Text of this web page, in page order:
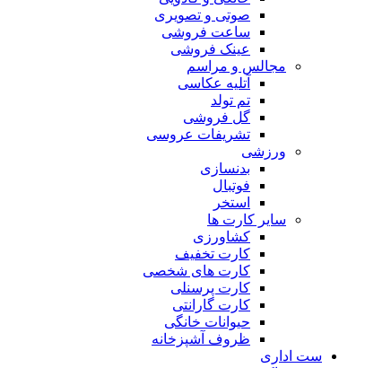
صوتی و تصویری
ساعت فروشی
عینک فروشی
مجالس و مراسم
آتلیه عکاسی
تم تولد
گل فروشی
تشریفات عروسی
ورزشی
بدنسازی
فوتبال
استخر
سایر کارت ها
کشاورزی
کارت تخفیف
کارت های شخصی
کارت پرسنلی
کارت گارانتی
حیوانات خانگی
ظروف آشپزخانه
ست اداری